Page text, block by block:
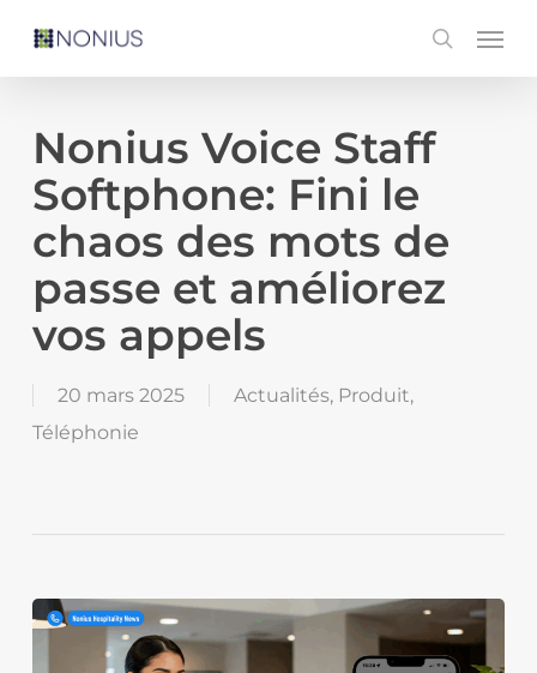
content
search
Menu
Nonius Voice Staff
Softphone: Fini le
chaos des mots de
passe et améliorez
vos appels
20 mars 2025 Actualités, Produit,
Téléphonie